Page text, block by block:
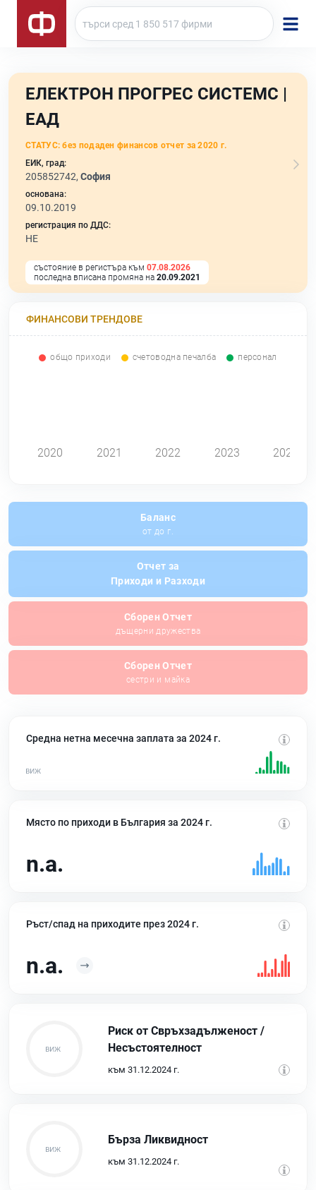
ЕЛЕКТРОН ПРОГРЕС СИСТЕМС |
ЕАД
СТАТУС: без подаден финансов отчет за 2020 г.
ЕИК, град:
205852742, София
основана:
09.10.2019
регистрация по ДДС:
НЕ
състояние в регистъра към 07.08.2026
последна вписана промяна на 20.09.2021
ФИНАНСОВИ ТРЕНДОВЕ
общо приходи счетоводна печалба персонал
2020 2021 2022 2023 2024
Баланс
от до г.
Отчет за
Приходи и Разходи
Сборен Отчет
дъщерни дружества
Сборен Отчет
сестри и майка
Средна нетна месечна заплата за 2024 г.
Място по приходи в България за 2024 г.
n.a.
Ръст/спад на приходите през 2024 г.
n.a.
Риск от Свръхзадълженост /
Несъстоятелност
към 31.12.2024 г.
Бърза Ликвидност
към 31.12.2024 г.